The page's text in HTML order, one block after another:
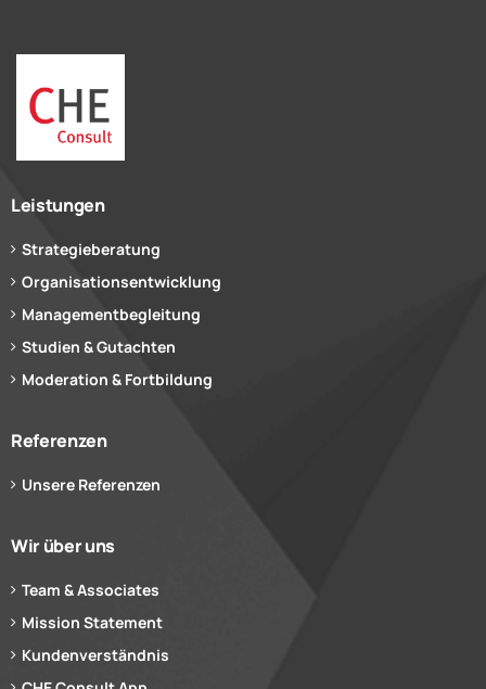
Leistungen
Strategieberatung
Organisationsentwicklung
Managementbegleitung
Studien & Gutachten
Moderation & Fortbildung
Referenzen
Unsere Referenzen
Wir über uns
Team & Associates
Mission Statement
Kundenverständnis